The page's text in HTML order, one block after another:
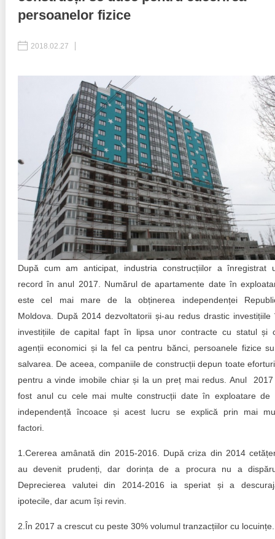
Inițiative desfășurate
Manual de proceduri
Note & poziții​
Organigrama IDIS
Anunțuri
Consiliul consulativ internațional IDIS
Politici regionale
Bunele practici
Laborator sociometric
Transparența guvernării locale
People Watch
Proces democratic
Agenda Națională de Business
Puterea hibridă
15 minute de realism economic
Buletin EU-STRAT
Aplică la BUNELE PRACTICI
Transparența întreprinderilor de stat
Moldova
Democrația, independența și transparența instituțiilor
Achiziții publice
Achizițiile publice în vizorul societății civile
persoanelor fizice
2018.02.27
După cum am anticipat, industria construcțiilor a înregistrat
record în anul 2017. Numărul de apartamente date în
este cel mai mare de la obținerea independenței
Moldova. După 2014 dezvoltatorii și-au redus drastic investițiile
investițiile de capital fapt în lipsa unor contracte cu statul și
agenții economici și la fel ca pentru bănci, persoanele fizice
salvarea. De aceea, companiile de construcții depun toate
pentru a vinde imobile chiar și la un preț mai redus. Anul
fost anul cu cele mai multe construcții date în exploatare de
independență încoace și acest lucru se explică prin mai
factori.
1.Cererea amânată din 2015-2016. După criza din 2014
au devenit prudenți, dar dorința de a procura nu a
Deprecierea valutei din 2014-2016 ia speriat și a
ipotecile, dar acum își revin.
2.În 2017 a crescut cu peste 30% volumul tranzacțiilor cu locuințe.